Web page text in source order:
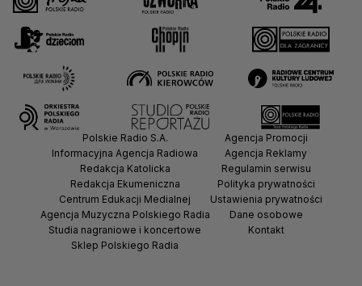
Polskie Radio S.A.
Informacyjna Agencja Radiowa
Redakcja Katolicka
Redakcja Ekumeniczna
Centrum Edukacji Medialnej
Agencja Muzyczna Polskiego Radia
Studia nagraniowe i koncertowe
Sklep Polskiego Radia
Agencja Promocji
Agencja Reklamy
Regulamin serwisu
Polityka prywatności
Ustawienia prywatności
Dane osobowe
Kontakt